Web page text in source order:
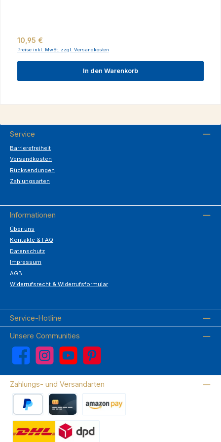
Regulärer Preis:
10,95 €
Preise inkl. MwSt. zzgl. Versandkosten
In den Warenkorb
Service
Barrierefreiheit
Versandkosten
Rücksendungen
Zahlungsarten
Informationen
Über uns
Kontakte & FAQ
Datenschutz
Impressum
AGB
Widerrufsrecht & Widerrufsformular
Service-Hotline
Unsere Communities
Facebook Instagram YouTube Pinterest
Zahlungs- und Versandarten